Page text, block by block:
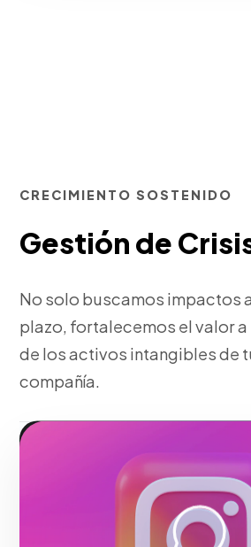
CRECIMIENTO SOSTENIDO
Gestión de
No solo buscamos impactos
plazo, fortalecemos el valor
de los activos intangibles de
compañía.
Fase 3:
Hacerlo realidad